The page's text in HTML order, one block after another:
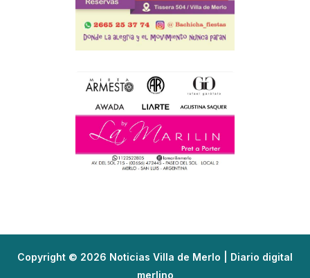
Copyright © 2026 Noticias Villa de Merlo | Diario digital
merlino